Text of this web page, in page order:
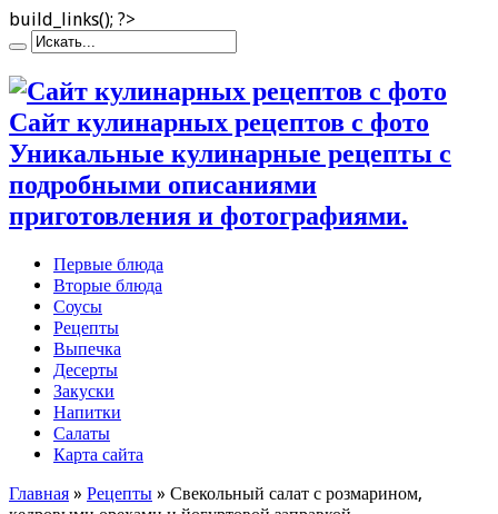
build_links(); ?>
Сайт кулинарных рецептов с фото
Уникальные кулинарные рецепты с
подробными описаниями
приготовления и фотографиями.
Первые блюда
Вторые блюда
Соусы
Рецепты
Выпечка
Десерты
Закуски
Напитки
Салаты
Карта сайта
Главная » Рецепты » Свекольный салат с розмарином,